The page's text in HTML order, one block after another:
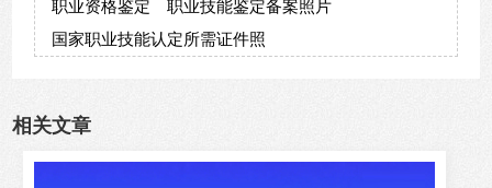
职业资格鉴定
职业技能鉴定备案照片
国家职业技能认定所需证件照
相关文章